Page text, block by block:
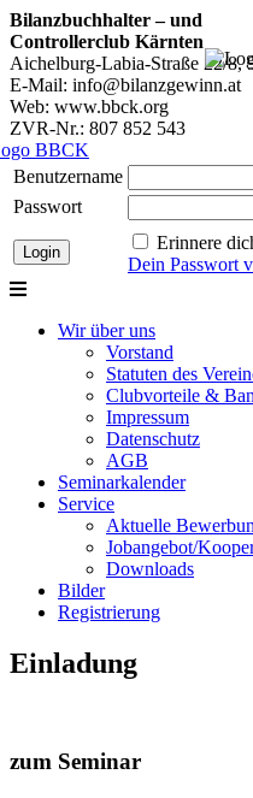
Bilanzbuchhalter – und
Controllerclub Kärnten
Aichelburg-Labia-Straße 22/8,
E-Mail: info@bilanzgewinn.at
Web: www.bbck.org
ZVR-Nr.: 807 852 543
Benutzername
Passwort
Erinnere
Dein Passwort
Wir über uns
Vorstand
Statuten des
Clubvorteile &
Impressum
Datenschutz
AGB
Seminarkalender
Service
Aktuelle
Jobangebot/
Downloads
Bilder
Registrierung
Einladung
zum Seminar